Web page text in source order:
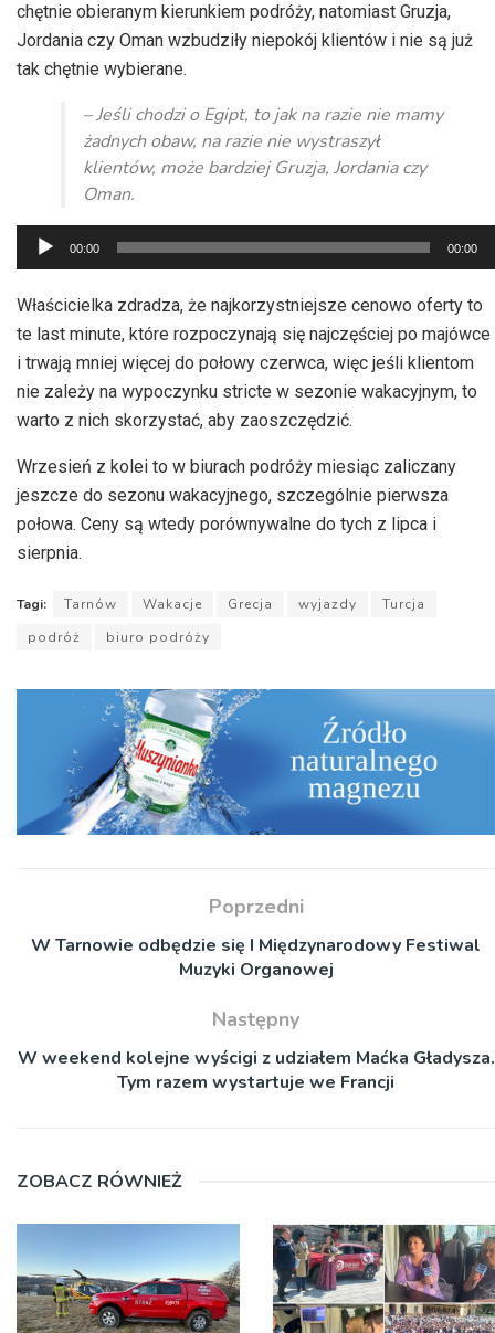
chętnie obieranym kierunkiem podróży, natomiast Gruzja,
Jordania czy Oman wzbudziły niepokój klientów i nie są już
tak chętnie wybierane.
– Jeśli chodzi o Egipt, to jak na razie nie mamy
żadnych obaw, na razie nie wystraszył
klientów, może bardziej Gruzja, Jordania czy
Oman.
Odtwarzacz
plików
dźwiękowych
00:00 00:00
Właścicielka zdradza, że najkorzystniejsze cenowo oferty to
te last minute, które rozpoczynają się najczęściej po majówce
i trwają mniej więcej do połowy czerwca, więc jeśli klientom
nie zależy na wypoczynku stricte w sezonie wakacyjnym, to
warto z nich skorzystać, aby zaoszczędzić.
Wrzesień z kolei to w biurach podróży miesiąc zaliczany
jeszcze do sezonu wakacyjnego, szczególnie pierwsza
połowa. Ceny są wtedy porównywalne do tych z lipca i
sierpnia.
Tagi: Tarnów Wakacje Grecja wyjazdy
Turcja
podróż
biuro podróży
Poprzedni
W Tarnowie odbędzie się I Międzynarodowy Festiwal
Muzyki Organowej
Następny
W weekend kolejne wyścigi z udziałem Maćka Gładysza.
Tym razem wystartuje we Francji
ZOBACZ RÓWNIEŻ